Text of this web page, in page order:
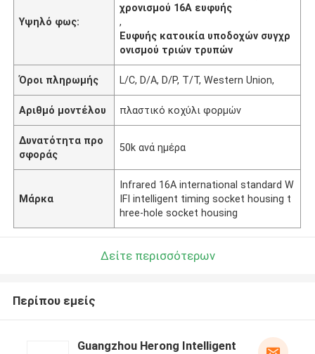
Υψηλό φως:
χρονισμού 16A ευφυής
,
Ευφυής κατοικία υποδοχών συγχρ
ονισμού τριών τρυπών
Όροι πληρωμής L/C, D/A, D/P, T/T, Western Union,
Αριθμό μοντέλου πλαστικό κοχύλι φορμών
Δυνατότητα προ
σφοράς
50k ανά ημέρα
Μάρκα
Infrared 16A international standard W
IFI intelligent timing socket housing t
hree-hole socket housing
Δείτε περισσότερων
Περίπου εμείς
Guangzhou Herong Intelligent